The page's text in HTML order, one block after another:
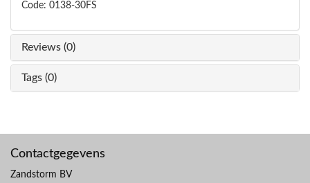
Code: 0138-30FS
Reviews (0)
Tags (0)
Contactgegevens
Zandstorm BV